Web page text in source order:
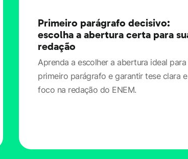
Primeiro parágrafo decisivo:
escolha a abertura certa para
redação
Aprenda a escolher a abertura ideal para
primeiro parágrafo e garantir tese clara e
foco na redação do ENEM.